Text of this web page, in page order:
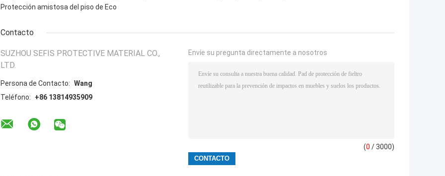
Protección amistosa del piso de Eco
Contacto
SUZHOU SEFIS PROTECTIVE MATERIAL CO.,
LTD.
Persona de Contacto: Wang
Teléfono:
+86 13814935909
Envíe su pregunta directamente a nosotros
(0 / 3000)